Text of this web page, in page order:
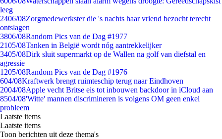
leeg
2406/08Zorgmedewerkster die 's nachts haar vriend bezocht terecht
ontslagen
3806/08Random Pics van de Dag #1977
2105/08Tanken in België wordt nóg aantrekkelijker
3405/08Dirk sluit supermarkt op de Wallen na golf van diefstal en
agressie
1205/08Random Pics van de Dag #1976
604/08Kraftwerk brengt ruimteschip terug naar Eindhoven
2004/08Apple vecht Britse eis tot inbouwen backdoor in iCloud aan
8504/08'Witte' mannen discrimineren is volgens OM geen enkel
probleem
Laatste items
Laatste items
Toon berichten uit deze thema's